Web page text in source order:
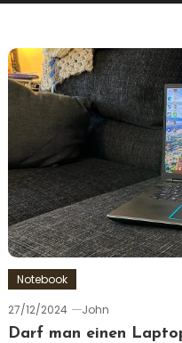
Notebook
27/12/2024
John
Darf man einen